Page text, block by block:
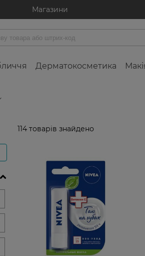
Магазини
Дерматокосметика
114 товарів знайдено